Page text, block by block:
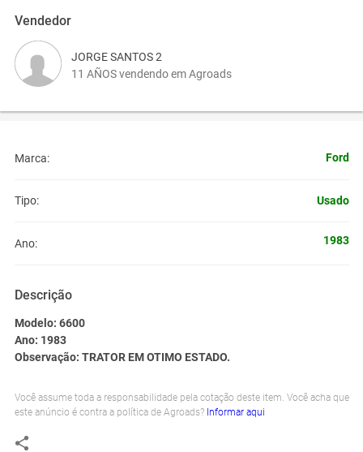
Vendedor
JORGE SANTOS 2
11 AÑOS vendendo em Agroads
Marca: Ford
Tipo: Usado
Ano: 1983
Descrição
Modelo: 6600
Ano: 1983
Observação: TRATOR EM OTIMO ESTADO.
Você assume toda a responsabilidade pela cotação deste item. Você acha que
este anúncio é contra a política de Agroads? Informar aqui